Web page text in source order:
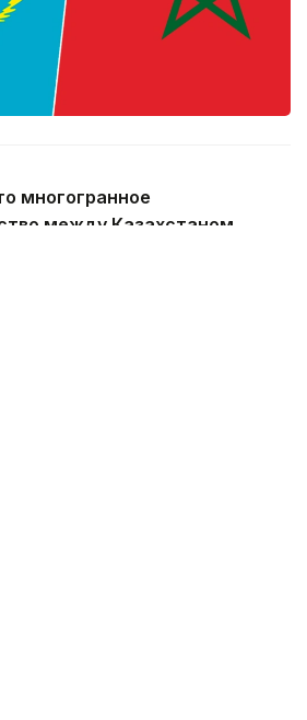
многогранное
между Казахстаном